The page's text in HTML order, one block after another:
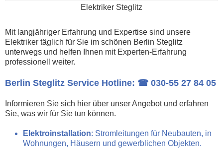
Elektriker Steglitz
Mit langjähriger Erfahrung und Expertise sind unsere
Elektriker täglich für Sie im schönen Berlin Steglitz
unterwegs und helfen Ihnen mit Experten-Erfahrung
professionell weiter.
Berlin Steglitz Service Hotline: ☎ 030-55 27 84 05
Informieren Sie sich hier über unser Angebot und erfahren
Sie, was wir für Sie tun können.
Elektroinstallation: Stromleitungen für Neubauten, in
Wohnungen, Häusern und gewerblichen Objekten.